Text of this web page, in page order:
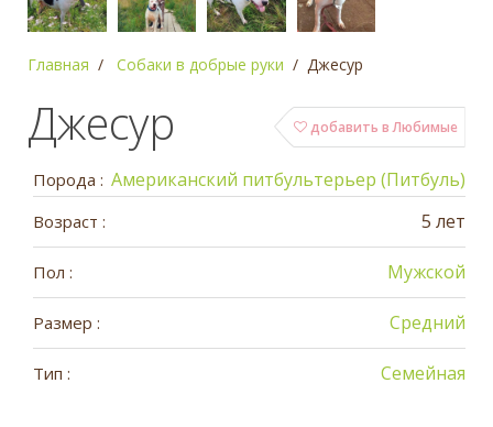
Главная Собаки в добрые руки Джесур
добавить в Любимые
Джесур
Порода : Американский питбультерьер (Питбуль)
Возраст : 5 лет
Пол : Мужской
Размер : Средний
Тип : Семейная